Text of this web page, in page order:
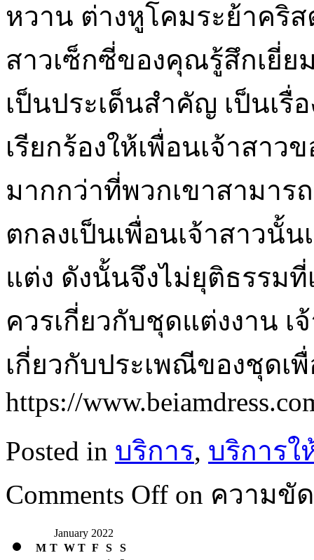
หวาน ต่างหูโคมระย้าคริส
สาวเซ็กซี่ของคุณรู้สึกเยี่ย
เป็นประเด็นสำคัญ เป็นเรื่
เรียกร้องให้เพื่อนเจ้าสาว
มากกว่าที่พวกเขาสามาร
ตกลงเป็นเพื่อนเจ้าสาวนั้
แต่ง ดังนั้นจึงไม่ยุติธรรมที่
ควรเกี่ยวกับชุดแต่งงาน เ
เกี่ยวกับประเพณีของชุดเ
https://
Posted in บริการ, บริการใ
Comments Off on ความขั
January 2022
M T W T F S
S